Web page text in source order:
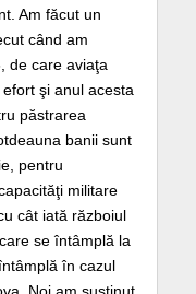
Am făcut un
când am
de care aviaţa
şi anul acesta
păstrarea
banii sunt
pentru
militare
cât iată războiul
se întâmplă la
în cazul